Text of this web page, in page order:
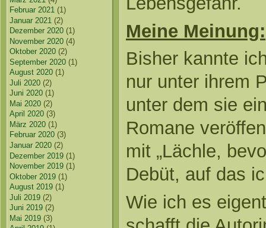
Februar 2021 (1)
Januar 2021 (2)
Dezember 2020 (1)
November 2020 (4)
Oktober 2020 (2)
September 2020 (1)
August 2020 (1)
Juli 2020 (2)
Juni 2020 (1)
Mai 2020 (2)
April 2020 (3)
März 2020 (1)
Februar 2020 (3)
Januar 2020 (2)
Dezember 2019 (1)
November 2019 (1)
Oktober 2019 (1)
August 2019 (1)
Juli 2019 (2)
Juni 2019 (2)
Mai 2019 (3)
Meine Meinung:
Bisher kannte
nur unter ihrem
unter dem sie
Romane
mit „Lächle,
Debüt, auf das
Wie ich es